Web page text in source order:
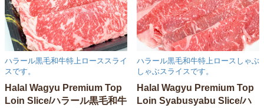
ハラール黒毛和牛特上ローススライ
スです。
Halal Wagyu Premium Top
Loin Slice/ハラール黒毛和牛
ハラール黒毛和牛特上ロースしゃぶ
しゃぶスライスです。
Halal Wagyu Premium Top
Loin Syabusyabu Slice/ハ